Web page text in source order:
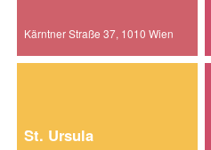
Kärntner Straße 37, 1010 Wien
St. Ursula